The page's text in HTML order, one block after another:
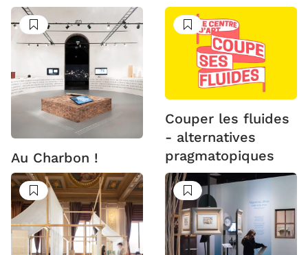
Suivre
Au Charbon !
Suivre
Couper les fluides
- alternatives
pragmatopiques
Suivre Suivre